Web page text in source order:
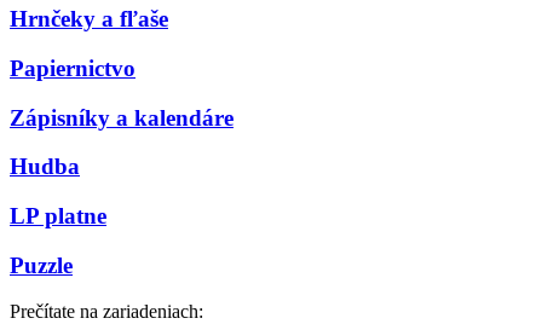
Hrnčeky a fľaše
Papiernictvo
Zápisníky a kalendáre
Hudba
LP platne
Puzzle
Prečítate na zariadeniach: